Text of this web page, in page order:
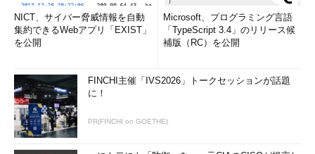
NICT、サイバー脅威情報を自動
集約できるWebアプリ「EXIST」
を公開
Microsoft、プログラミング言語
「TypeScript 3.4」のリリース候
補版（RC）を公開
FINCHI主催「IVS2026」トークセッションが話題
に！
PR(FINCHI on GOETHE)